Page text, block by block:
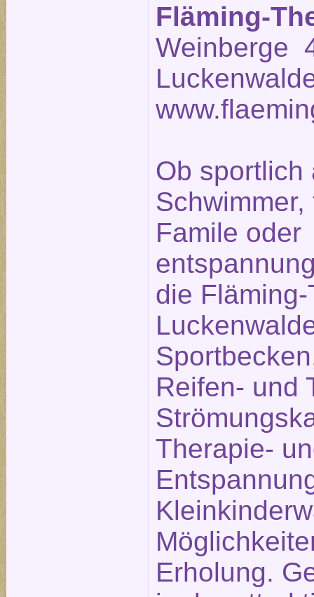
Fläming-
Weinberge
Ob sportlich
Famile oder
die
Reifen- und
Therapie-
Erholung.